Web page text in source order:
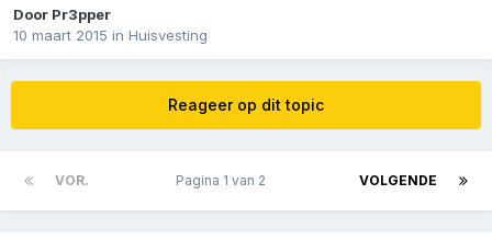
Door Pr3pper
10 maart 2015 in Huisvesting
Reageer op dit topic
VOR. VOLGENDE
Pagina 1 van 2